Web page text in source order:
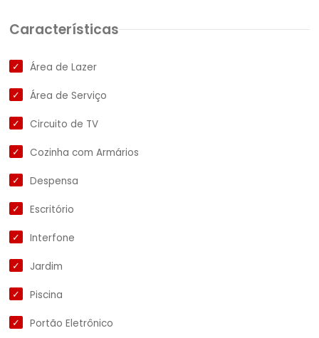
Características
Área de Lazer
Área de Serviço
Circuito de TV
Cozinha com Armários
Despensa
Escritório
Interfone
Jardim
Piscina
Portão Eletrônico